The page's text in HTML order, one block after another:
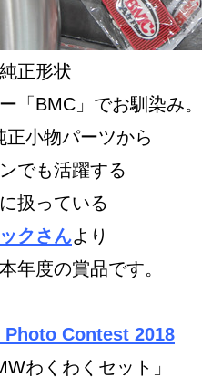
正形状
「BMC」でお馴染み。
正小物パーツから
でも活躍する
扱っている
クさんより
年度の賞品です。
Photo Contest 2018
わくわくセット」